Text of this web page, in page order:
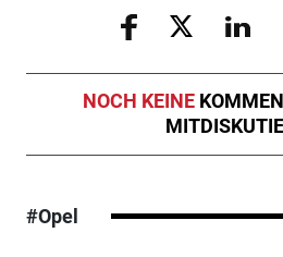
NOCH KEINE
#Opel